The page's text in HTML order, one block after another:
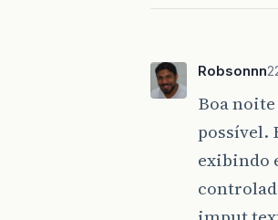
Robsonnn
Boa
possível.
exibindo